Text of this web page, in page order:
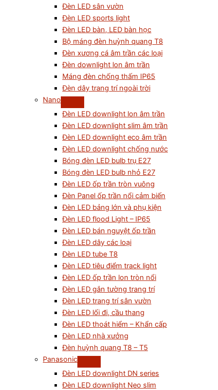
Đèn LED sân vườn
Đèn LED sports light
Đèn LED bàn, LED bàn học
Bộ máng đèn huỳnh quang T8
Đèn xương cá âm trần các loại
Đèn downlight lon âm trần
Máng đèn chống thấm IP65
Đèn dây trang trí ngoài trời
Nano
Đèn LED downlight lon âm trần
Đèn LED downlight slim âm trần
Đèn LED downlight eco âm trần
Đèn LED downlight chống nước
Bóng đèn LED bulb trụ E27
Bóng đèn LED bulb nhỏ E27
Đèn LED ốp trần tròn vuông
Đèn Panel ốp trần nổi cảm biến
Đèn LED bảng lớn và phụ kiện
Đèn LED flood Light – IP65
Đèn LED bán nguyệt ốp trần
Đèn LED dây các loại
Đèn LED tube T8
Đèn LED tiêu điểm track light
Đèn LED ốp trần lon tròn nổi
Đèn LED gắn tường trang trí
Đèn LED trang trí sân vườn
Đèn LED lối đi, cầu thang
Đèn LED thoát hiểm – Khẩn cấp
Đèn LED nhà xưởng
Đèn huỳnh quang T8 – T5
Panasonic
Đèn LED downlight DN series
Đèn LED downlight Neo slim